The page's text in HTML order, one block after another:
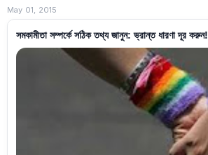
May 01, 2015
সমকামীতা সম্পর্কে সঠিক তথ্য জানুন: ভ্রান্ত ধারণা দূর করুন!